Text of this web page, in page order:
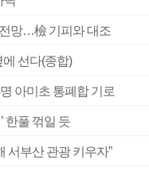
전망…檢 기피와 대조
선다(종합)
아미초 통폐합 기로
한풀 꺾일 듯
서부산 관광 키우자”